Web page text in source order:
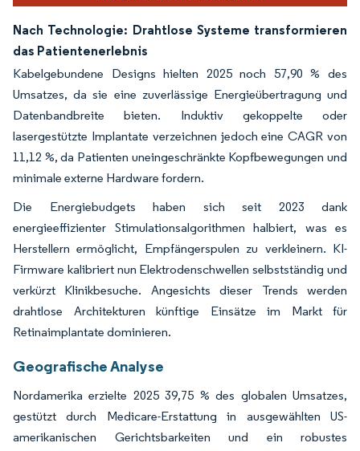
Nach Technologie: Drahtlose Systeme transformieren
das Patientenerlebnis
Kabelgebundene Designs hielten 2025 noch 57,90 % des
Umsatzes, da sie eine zuverlässige Energieübertragung und
Datenbandbreite bieten. Induktiv gekoppelte oder
lasergestützte Implantate verzeichnen jedoch eine CAGR von
11,12 %, da Patienten uneingeschränkte Kopfbewegungen und
minimale externe Hardware fordern.
Die Energiebudgets haben sich seit 2023 dank
energieeffizienter Stimulationsalgorithmen halbiert, was es
Herstellern ermöglicht, Empfängerspulen zu verkleinern. KI-
Firmware kalibriert nun Elektrodenschwellen selbstständig und
verkürzt Klinikbesuche. Angesichts dieser Trends werden
drahtlose Architekturen künftige Einsätze im Markt für
Retinaimplantate dominieren.
Geografische Analyse
Nordamerika erzielte 2025 39,75 % des globalen Umsatzes,
gestützt durch Medicare-Erstattung in ausgewählten US-
amerikanischen Gerichtsbarkeiten und ein robustes